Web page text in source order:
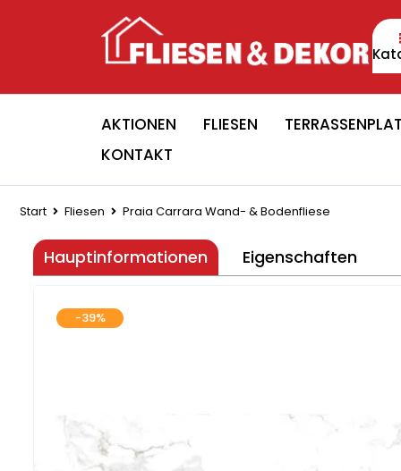
AKTIONEN FLIESEN
KONTAKT
Start Fliesen Praia Carrara Wand- & Bodenfliese
Hauptinformationen Eigenschaften
-39%